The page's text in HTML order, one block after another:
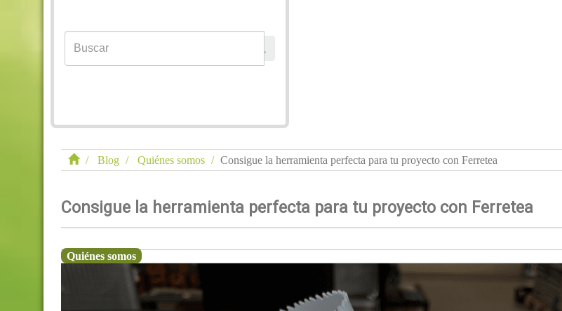
Blog Quiénes somos Consigue la herramienta perfecta para tu proyecto con Ferretea
Consigue la herramienta perfecta para tu proyecto con Ferretea
Quiénes somos